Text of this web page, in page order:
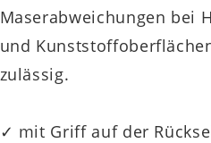
Maserabweichungen bei
und
zulässig.
✓ mit Griff auf der